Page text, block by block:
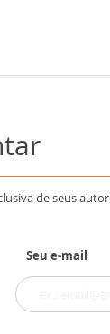
de seus
Seu e-mail